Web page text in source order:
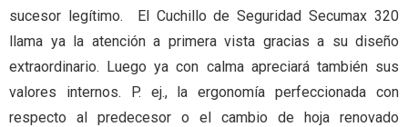
sucesor legítimo. El Cuchillo de Seguridad Secumax 320
llama ya la atención a primera vista gracias a su diseño
extraordinario. Luego ya con calma apreciará también sus
valores internos. P. ej., la ergonomía perfeccionada con
respecto al predecesor o el cambio de hoja renovado